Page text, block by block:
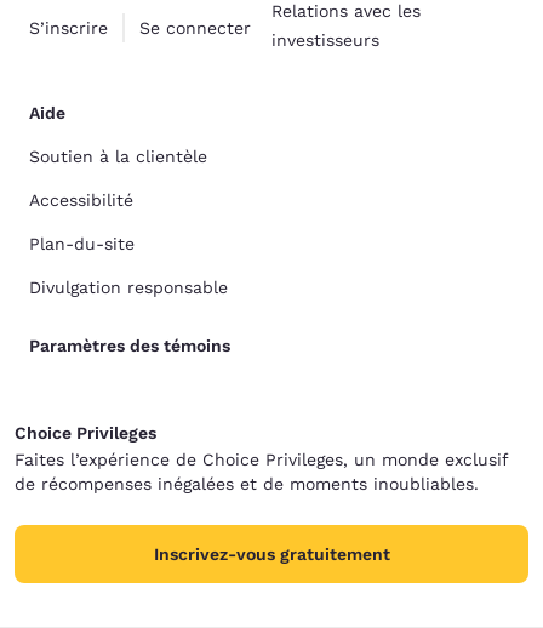
S’inscrire Se connecter
Relations avec les
investisseurs
Aide
Soutien à la clientèle
Accessibilité
Plan-du-site
Divulgation responsable
Paramètres des témoins
Choice Privileges
Faites l’expérience de Choice Privileges, un monde exclusif
de récompenses inégalées et de moments inoubliables.
Inscrivez-vous gratuitement